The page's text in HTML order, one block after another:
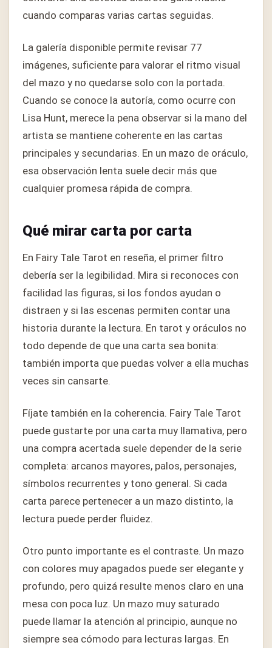
cuando comparas varias cartas seguidas.
La galería disponible permite revisar 77
imágenes, suficiente para valorar el ritmo visual
del mazo y no quedarse solo con la portada.
Cuando se conoce la autoría, como ocurre con
Lisa Hunt, merece la pena observar si la mano del
artista se mantiene coherente en las cartas
principales y secundarias. En un mazo de oráculo,
esa observación lenta suele decir más que
cualquier promesa rápida de compra.
Qué mirar carta por carta
En Fairy Tale Tarot en reseña, el primer filtro
debería ser la legibilidad. Mira si reconoces con
facilidad las figuras, si los fondos ayudan o
distraen y si las escenas permiten contar una
historia durante la lectura. En tarot y oráculos no
todo depende de que una carta sea bonita:
también importa que puedas volver a ella muchas
veces sin cansarte.
Fíjate también en la coherencia. Fairy Tale Tarot
puede gustarte por una carta muy llamativa, pero
una compra acertada suele depender de la serie
completa: arcanos mayores, palos, personajes,
símbolos recurrentes y tono general. Si cada
carta parece pertenecer a un mazo distinto, la
lectura puede perder fluidez.
Otro punto importante es el contraste. Un mazo
con colores muy apagados puede ser elegante y
profundo, pero quizá resulte menos claro en una
mesa con poca luz. Un mazo muy saturado
puede llamar la atención al principio, aunque no
siempre sea cómodo para lecturas largas. En